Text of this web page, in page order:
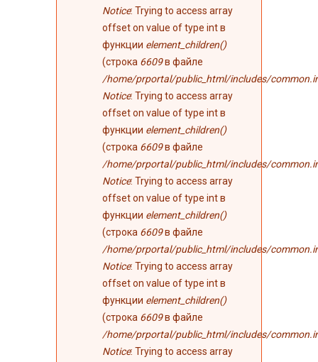
Notice: Trying to access array
offset on value of type int в
функции element_children()
(строка 6609в файле
/home/prportal/public_html/includes/
Notice: Trying to access array
offset on value of type int в
функции element_children()
(строка 6609в файле
/home/prportal/public_html/includes/
Notice: Trying to access array
offset on value of type int в
функции element_children()
(строка 6609в файле
/home/prportal/public_html/includes/
Notice: Trying to access array
offset on value of type int в
функции element_children()
(строка 6609в файле
/home/prportal/public_html/includes/
Notice: Trying to access array